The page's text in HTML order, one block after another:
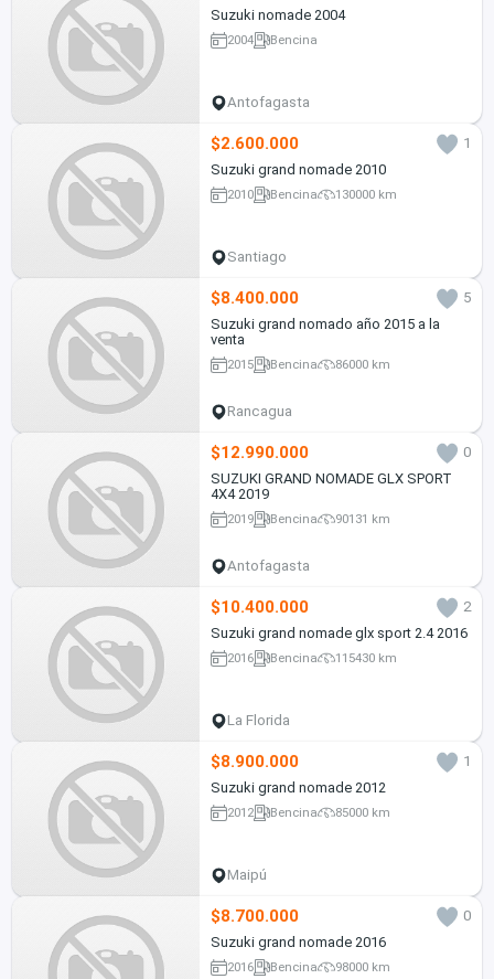
Suzuki nomade 2004
2004 Bencina
Antofagasta
$2.600.000
1
Suzuki grand nomade 2010
2010 Bencina 130000 km
Santiago
$8.400.000
5
Suzuki grand nomado año 2015 a la
venta
2015 Bencina 86000 km
Rancagua
$12.990.000
0
SUZUKI GRAND NOMADE GLX SPORT
4X4 2019
2019 Bencina 90131 km
Antofagasta
$10.400.000
2
Suzuki grand nomade glx sport 2.4 2016
2016 Bencina 115430 km
La Florida
$8.900.000
1
Suzuki grand nomade 2012
2012 Bencina 85000 km
Maipú
$8.700.000
0
Suzuki grand nomade 2016
2016 Bencina 98000 km